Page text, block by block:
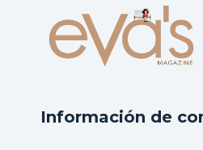
Información de